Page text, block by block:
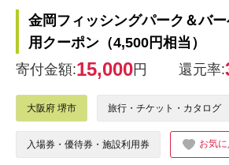
金岡フィッシングパーク＆バ
用クーポン（4,500円相当）
寄付金額:15,000円 還元率:
大阪府 堺市 旅行・チケット・カタログ
入場券・優待券・施設利用券 お気に